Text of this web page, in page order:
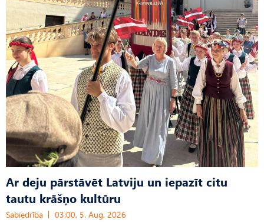
Ar deju pārstāvēt Latviju un iepazīt citu
tautu krāšņo kultūru
Sabiedrība 03:00, 5. Aug, 2026